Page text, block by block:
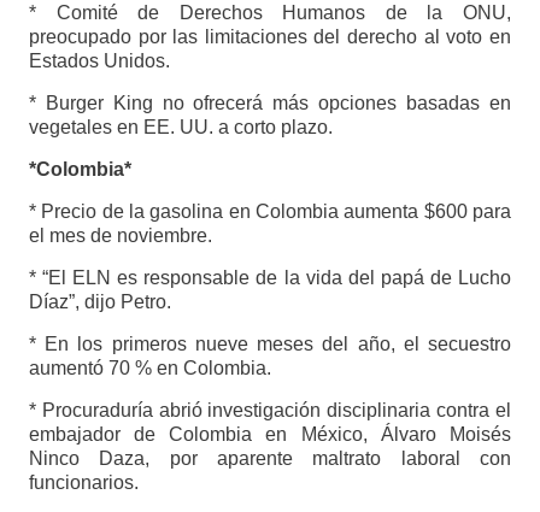
* Comité de Derechos Humanos de la ONU,
preocupado por las limitaciones del derecho al voto en
Estados Unidos.
* Burger King no ofrecerá más opciones basadas en
vegetales en EE. UU. a corto plazo.
*Colombia*
* Precio de la gasolina en Colombia aumenta $600 para
el mes de noviembre.
* “El ELN es responsable de la vida del papá de Lucho
Díaz”, dijo Petro.
* En los primeros nueve meses del año, el secuestro
aumentó 70 % en Colombia.
* Procuraduría abrió investigación disciplinaria contra el
embajador de Colombia en México, Álvaro Moisés
Ninco Daza, por aparente maltrato laboral con
funcionarios.